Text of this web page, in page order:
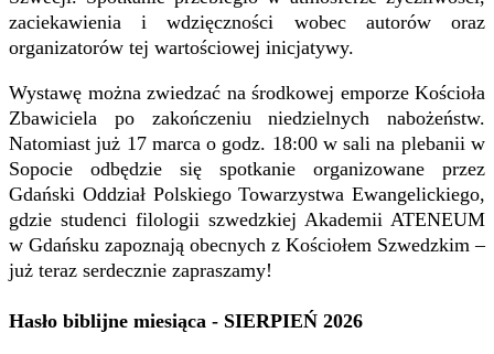
zaciekawienia i wdzięczności wobec autorów oraz
organizatorów tej wartościowej inicjatywy.
Wystawę można zwiedzać na środkowej emporze Kościoła
Zbawiciela po zakończeniu niedzielnych nabożeństw.
Natomiast już 17 marca o godz. 18:00 w sali na plebanii w
Sopocie odbędzie się spotkanie organizowane przez
Gdański Oddział Polskiego Towarzystwa Ewangelickiego,
gdzie studenci filologii szwedzkiej Akademii ATENEUM
w Gdańsku zapoznają obecnych z Kościołem Szwedzkim –
już teraz serdecznie zapraszamy!
Hasło biblijne miesiąca - SIERPIEŃ 2026